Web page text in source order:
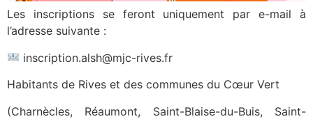
Les inscriptions se feront uniquement par e-mail à
l’adresse suivante :
inscription.alsh@mjc-rives.fr
Habitants de Rives et des communes du Cœur Vert
(Charnècles, Réaumont, Saint-Blaise-du-Buis, Saint-